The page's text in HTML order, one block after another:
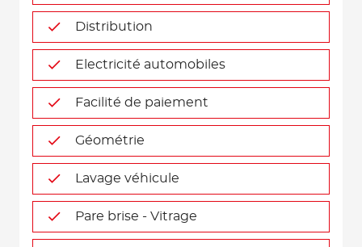
Distribution
Electricité automobiles
Facilité de paiement
Géométrie
Lavage véhicule
Pare brise - Vitrage